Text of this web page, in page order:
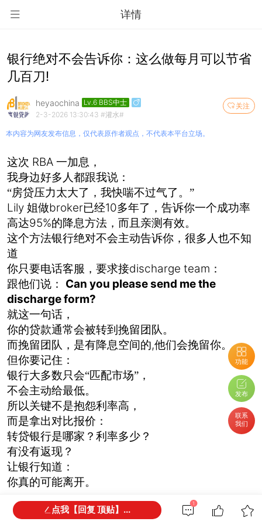
详情
功能
发布
联系
我们
银行绝对不会告诉你：这么做每月可以节省
几百刀!
关注
heyaochina Lv.6 BBS中士
2-3-2026 13:30:43 #灌水#
本内容为网友发布信息，仅代表原作者观点，不代表本平台立场。
这次 RBA一加息，
我身边好多人都跟我说：
“房贷压力太大了，我快喘不过气了。”
Lily姐做broker已经10多年了，告诉你一个成功率
高达95%的降息方法，而且亲测有效。
这个方法银行绝对不会主动告诉你，很多人也不知
道
你只要电话客服，要求接discharge team ：
跟他们说：
Can you please send me the
discharge form?
就这一句话，
你的贷款通常会被转到挽留团队。
而挽留团队，是有降息空间的,他们会挽留你。
但你要记住：
银行大多数只会“匹配市场”，
不会主动给最低。
所以关键不是抱怨利率高，
而是拿出对比报价：
转贷银行是哪家？利率多少？
有没有返现？
让银行知道：
你真的可能离开。
我有个客户，准备离开Bankwest
。
1
点我【回复 顶贴】...